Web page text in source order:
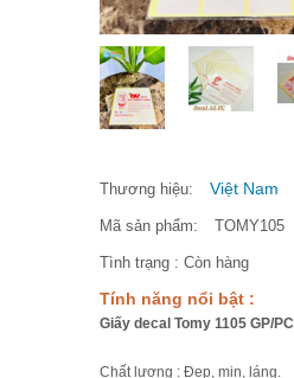
Thương hiệu: Việt Nam
Mã sản phẩm: TOMY105
Tình trạng : Còn hàng
Tính năng nổi bật :
Giấy decal Tomy 1105 GP/PC
Chất lượng : Đẹp, mịn, láng.